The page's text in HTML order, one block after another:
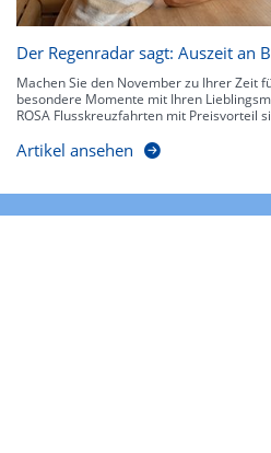
Der Regenradar sagt: Auszeit an
Machen Sie den November zu Ihrer Zeit
besondere Momente mit Ihren
ROSA Flusskreuzfahrten mit Preisvorteil
Artikel ansehen